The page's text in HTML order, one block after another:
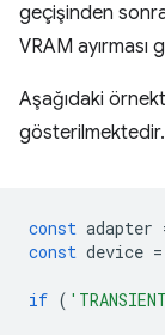
geçişinden
VRAM ayırması
Aşağıdaki
gösterilmektedir.
const adapter
const device =
if (